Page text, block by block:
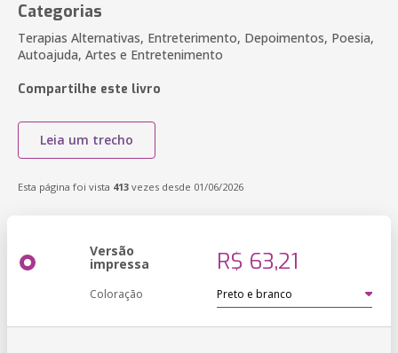
Categorias
Terapias Alternativas, Entreterimento, Depoimentos, Poesia,
Autoajuda, Artes e Entretenimento
Compartilhe este livro
Leia um trecho
Esta página foi vista 413 vezes desde 01/06/2026
Versão
impressa R$ 63,21
Coloração